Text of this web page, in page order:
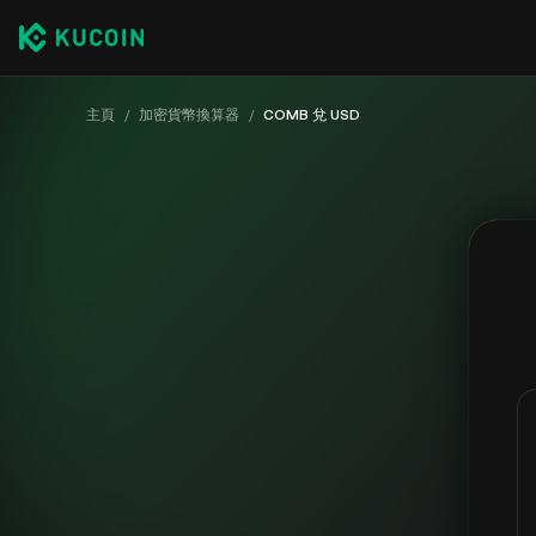
主頁 / 加密貨幣換算器 / COMB 兌 USD